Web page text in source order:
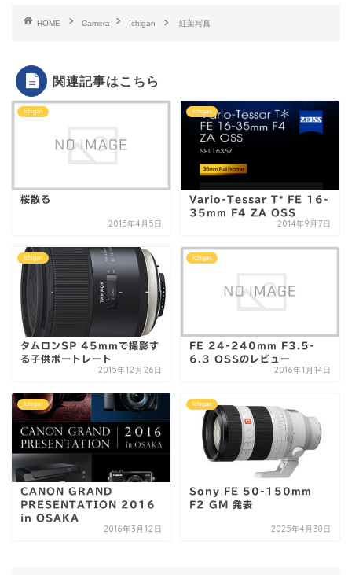
HOME Camera Ichigan 紅葉写真
関連記事はこちら
Ichigan
桜散る
2015年4月5日
Ichigan
Vario-Tessar T* FE 16-
35mm F4 ZA OSS
2014年9月7日
Ichigan
タムロンSP 45mmで撮影す
る子供ポートレート
2015年12月26日
Ichigan
FE 24-240mm F3.5-
6.3 OSSのレビュー
2016年1月14日
Ichigan
CANON GRAND
PRESENTATION 2016
in OSAKA
2016年3月12日
Ichigan
Sony FE 50-150mm
F2 GM 発表
2025年4月30日